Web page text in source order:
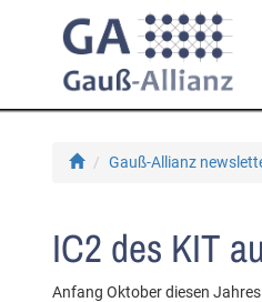
Gauß-Allianz
IC2 des KIT
Anfang Oktober diesen